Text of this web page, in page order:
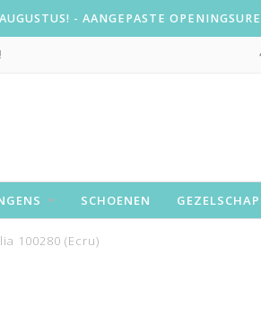
- AANGEPASTE
SCHOENEN
100280 (Ecru)